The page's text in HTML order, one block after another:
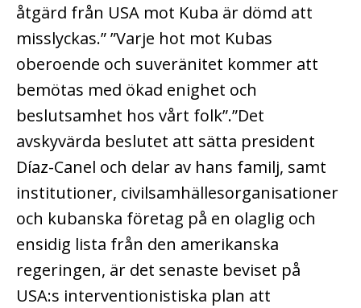
åtgärd från USA mot Kuba är dömd att
misslyckas.” ”Varje hot mot Kubas
oberoende och suveränitet kommer att
bemötas med ökad enighet och
beslutsamhet hos vårt folk”.”Det
avskyvärda beslutet att sätta president
Díaz-Canel och delar av hans familj, samt
institutioner, civilsamhällesorganisationer
och kubanska företag på en olaglig och
ensidig lista från den amerikanska
regeringen, är det senaste beviset på
USA:s interventionistiska plan att